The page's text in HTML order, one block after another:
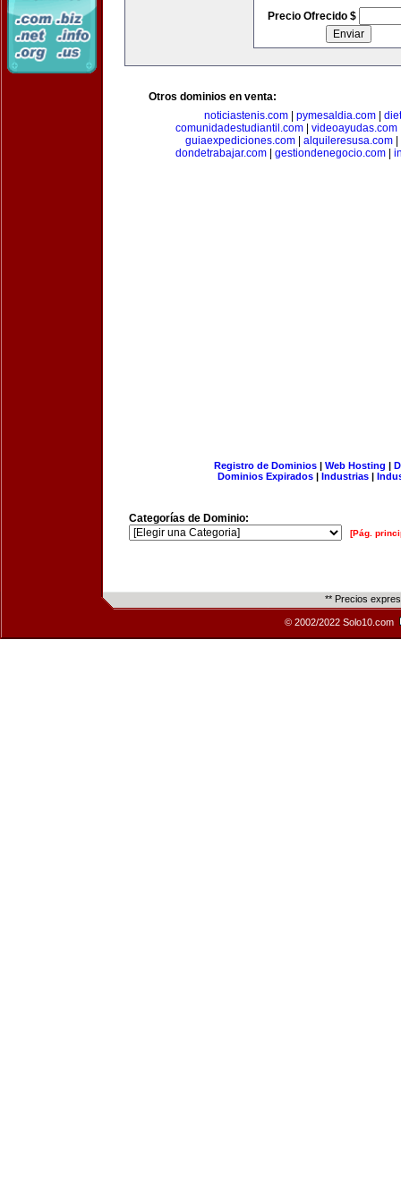
Precio Ofrecido $
Otros dominios en venta:
noticiastenis.com
pymesaldia.com
comunidadestudiantil.com| videoayudas.com
guiaexpediciones.com| alquileresusa.com|
dondetrabajar.com| gestiondenegocio.com|
Registro de Dominios| Web Hosting |
Dominios Expirados | Industrias |
Categorías de Dominio:
[Pág.
** Precios
© 2002/2022 Solo10.com